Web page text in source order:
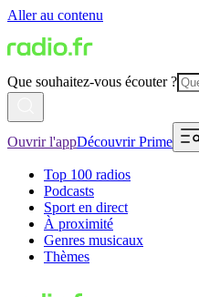
Aller au contenu
Que souhaitez-vous écouter ?
Ouvrir l'appDécouvrir Prime
Top 100 radios
Podcasts
Sport en direct
À proximité
Genres musicaux
Thèmes